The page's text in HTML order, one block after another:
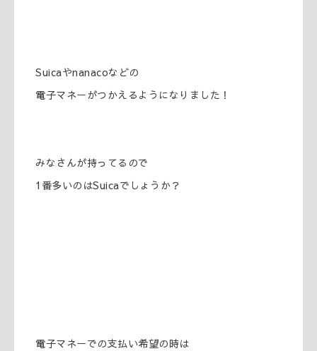
Suicaやnanacoなどの
電子マネーがつかえるようになりました！
みなさんが持ってるので
1番多いのはSuicaでしょうか？
電子マネーでの支払い希望の時は